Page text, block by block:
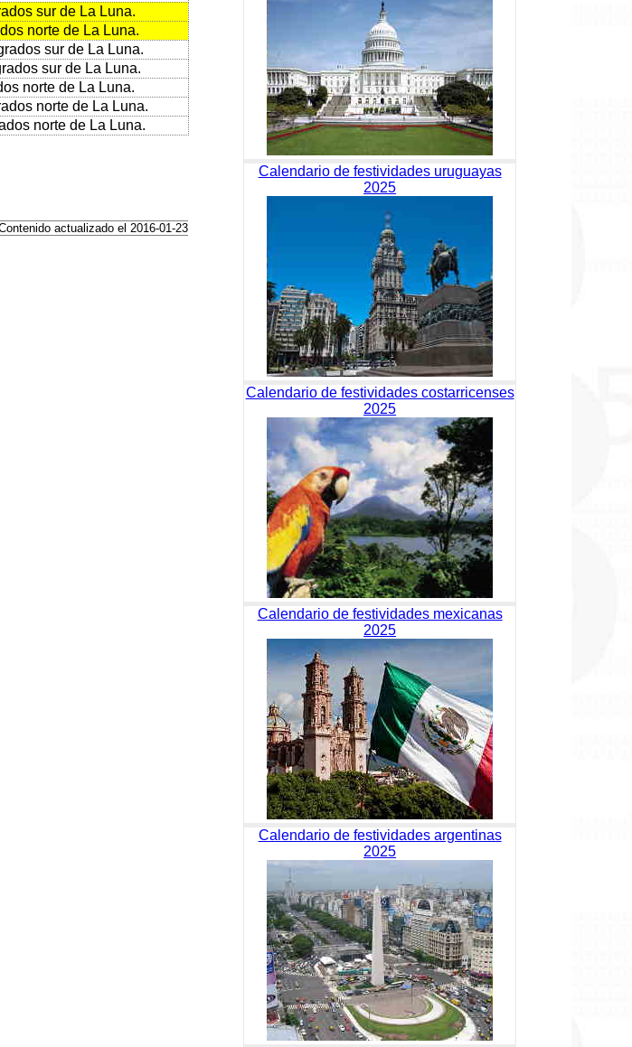
sur de La Luna.
norte de La Luna.
sur de La Luna.
sur de La Luna.
norte de La Luna.
norte de La Luna.
norte de La Luna.
actualizado el 2016-01-23
Calendario de festividades uruguayas
2025
Calendario de festividades costarricenses
2025
Calendario de festividades mexicanas
2025
Calendario de festividades argentinas
2025